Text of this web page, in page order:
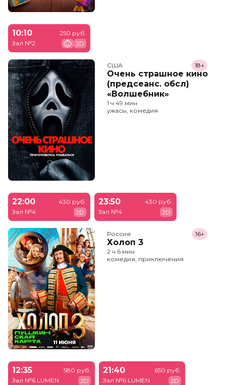
10:10
Зал №2
250 руб.
2D
США
Очень страшное кино
(предсеанс. обсл)
«Волшебник»
18+
1 ч 49 мин
ужасы, комедия
22:00
Зал №4
430 руб.
2D
23:50
Зал №4
430 руб.
2D
Россия
Холоп 3
16+
2 ч 6 мин
комедия, приключения
12:35
Зал №6 LUMEN
580 руб.
2D
21:40
Зал №6 LUMEN
650 руб.
2D